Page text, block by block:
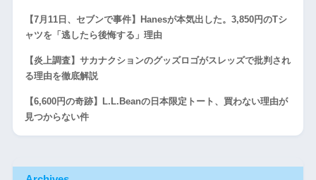
【7月11日、セブンで事件】Hanesが本気出した。3,850円のTシ
ャツを「逃したら後悔する」理由
【炎上調査】サカナクションのグッズロゴがスレッズで批判され
る理由を徹底解説
【6,600円の奇跡】L.L.Beanの日本限定トート、買わない理由が
見つからない件